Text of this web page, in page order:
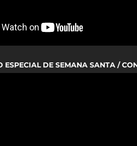
ESPECIAL DE SEMANA SANTA /